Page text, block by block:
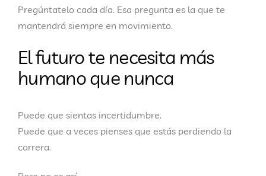
Pregúntatelo cada día. Esa pregunta es la que te
mantendrá siempre en movimiento.
El futuro te necesita más
humano que nunca
Puede que sientas incertidumbre.
Puede que a veces pienses que estás perdiendo la
carrera.